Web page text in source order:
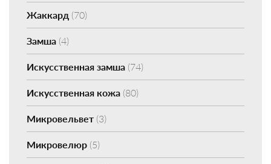
Жаккард (70)
Замша (4)
Искусственная замша (74)
Искусственная кожа (80)
Микровельвет (3)
Микровелюр (5)